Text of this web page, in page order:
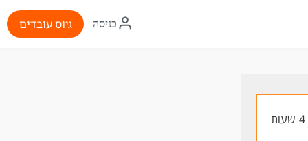
איקון
התחברות
כניסה גיוס עובדים